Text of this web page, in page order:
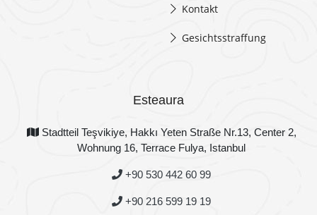
Kontakt
Gesichtsstraffung
Esteaura
Stadtteil Teşvikiye, Hakkı Yeten Straße Nr.13, Center 2,
Wohnung 16, Terrace Fulya, Istanbul
+90 530 442 60 99
+90 216 599 19 19